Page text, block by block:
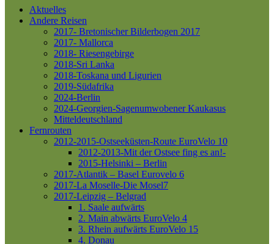
Aktuelles
Andere Reisen
2017- Bretonischer Bilderbogen 2017
2017- Mallorca
2018- Riesengebirge
2018-Sri Lanka
2018-Toskana und Ligurien
2019-Südafrika
2024-Berlin
2024-Georgien-Sagenumwobener Kaukasus
Mitteldeutschland
Fernrouten
2012-2015-Ostseeküsten-Route EuroVelo 10
2012-2013-Mit der Ostsee fing es an!-
2015-Helsinki – Berlin
2017-Atlantik – Basel Eurovelo 6
2017-La Moselle-Die Mosel7
2017-Leipzig – Belgrad
1. Saale aufwärts
2. Main abwärts EuroVelo 4
3. Rhein aufwärts EuroVelo 15
4. Donau